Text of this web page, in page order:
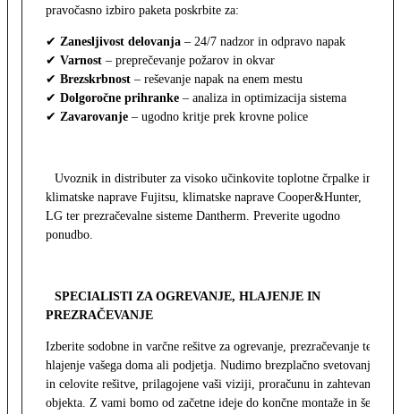
pravočasno izbiro paketa poskrbite za:
✔ Zanesljivost delovanja – 24/7 nadzor in odpravo napak
✔ Varnost – preprečevanje požarov in okvar
✔ Brezskrbnost – reševanje napak na enem mestu
✔ Dolgoročne prihranke – analiza in optimizacija sistema
✔ Zavarovanje – ugodno kritje prek krovne police
Uvoznik in distributer za visoko učinkovite toplotne črpalke in
klimatske naprave Fujitsu, klimatske naprave Cooper&Hunter,
LG ter prezračevalne sisteme Dantherm. Preverite ugodno
ponudbo.
SPECIALISTI ZA OGREVANJE, HLAJENJE IN
PREZRAČEVANJE
Izberite sodobne in varčne rešitve za ogrevanje, prezračevanje ter
hlajenje vašega doma ali podjetja. Nudimo brezplačno svetovanje
in celovite rešitve, prilagojene vaši viziji, proračunu in zahtevam
objekta. Z vami bomo od začetne ideje do končne montaže in še